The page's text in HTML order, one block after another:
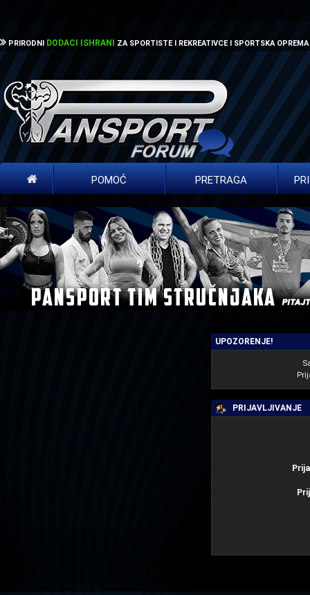
PRIRODNI DODACI ISHRANI ZA SPORTISTE I REKREATIVCE I SPORTSKA OPREMA
POMOĆ PRETRAGA
UPOZORENJE!
PRIJAVLJIVANJE